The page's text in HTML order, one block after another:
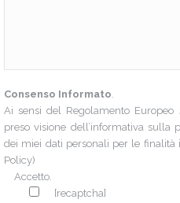
Consenso Informato.
Ai sensi del Regolamento
preso visione dell’informativa sulla
dei miei dati personali per le finalità
Policy)
Accetto.
[recaptcha]